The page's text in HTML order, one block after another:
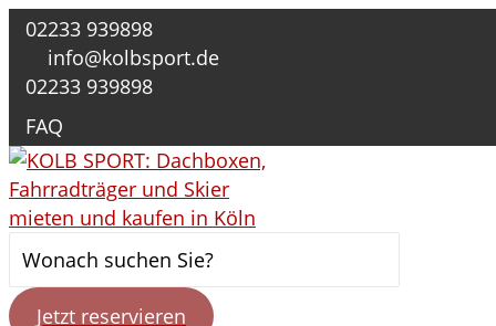
Zum
Inhalt
springen
02233 939898
info@kolbsport.de
02233 939898
FAQ
nach:
Jetzt reservieren